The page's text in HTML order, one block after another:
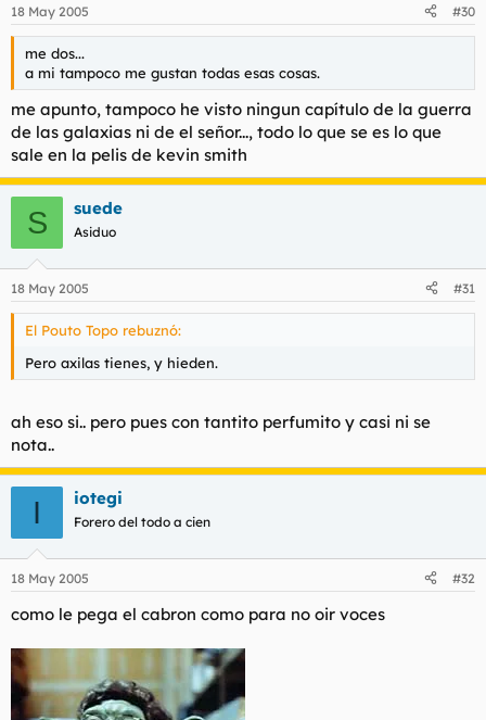
18 May 2005 #30
me dos...
a mi tampoco me gustan todas esas cosas.
me apunto, tampoco he visto ningun capítulo de la guerra
de las galaxias ni de el señor..., todo lo que se es lo que
sale en la pelis de kevin smith
S suede
Asiduo
18 May 2005 #31
El Pouto Topo rebuznó:
Pero axilas tienes, y hieden.
ah eso si.. pero pues con tantito perfumito y casi ni se
nota..
I iotegi
Forero del todo a cien
18 May 2005 #32
como le pega el cabron como para no oir voces